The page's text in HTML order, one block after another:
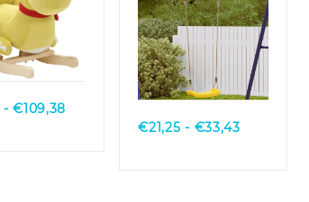
View
- €109,38
groen
Quick View
€21,25 - €33,43Prijsklasse: